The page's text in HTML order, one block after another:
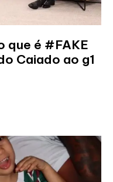
que é #FAKE
Caiado ao g1